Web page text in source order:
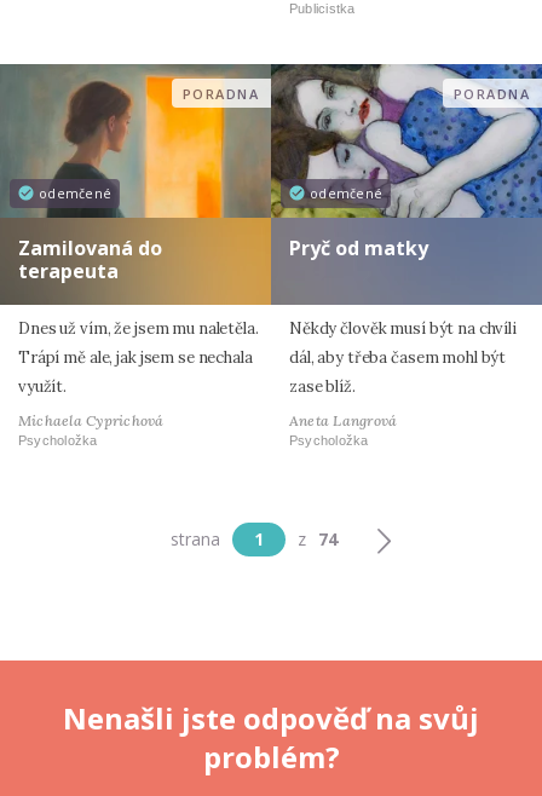
Publicistka
odemčené
PORADNA
Zamilovaná do
terapeuta
Dnes už vím, že jsem mu naletěla.
Trápí mě ale, jak jsem se nechala
využít.
Michaela Cyprichová
Psycholožka
odemčené
PORADNA
Pryč od matky
Někdy člověk musí být na chvíli
dál, aby třeba časem mohl být
zase blíž.
Aneta Langrová
Psycholožka
strana 1 z 74
Nenašli jste odpověď na svůj
problém?